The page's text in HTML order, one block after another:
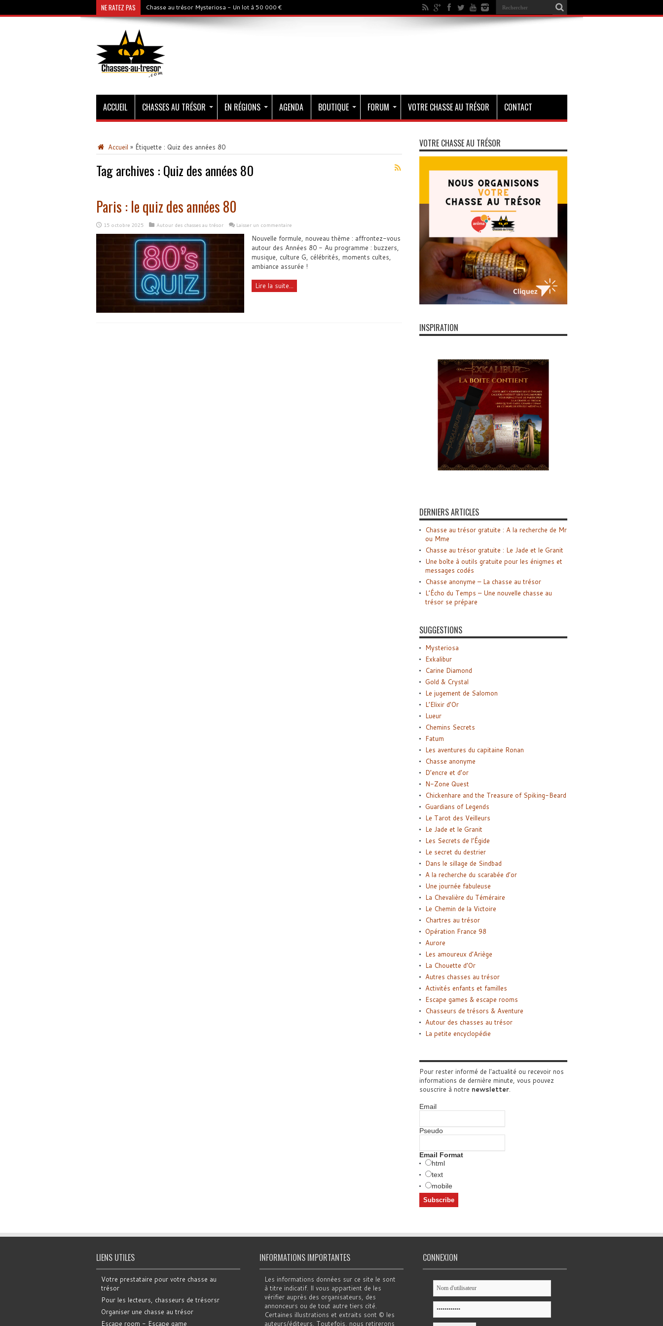
NE RATEZ PAS Chasse au trésor Mysteriosa - Un lot à 50 000 €
ACCUEIL CHASSES AU TRÉSOR EN RÉGIONS AGENDA BOUTIQUE FORUM VOTRE CHASSE AU TRÉSOR CONTACT
Accueil » Étiquette : Quiz des années 80
Tag archives : Quiz des années 80
Paris : le quiz des années 80
15 octobre 2025 Autour des chasses au trésor Laisser un commentaire
Nouvelle formule, nouveau thème : affrontez-vous
autour des Années 80 - Au programme : buzzers,
musique, culture G, célébrités, moments cultes,
ambiance assurée !
Lire la suite...
VOTRE CHASSE AU TRÉSOR
INSPIRATION
DERNIERS ARTICLES
Chasse au trésor gratuite : A la recherche de Mr
ou Mme
Chasse au trésor gratuite : Le Jade et le Granit
Une boîte à outils gratuite pour les énigmes et
messages codés
Chasse anonyme – La chasse au trésor
L’Écho du Temps – Une nouvelle chasse au
trésor se prépare
SUGGESTIONS
Mysteriosa
Exkalibur
Carine Diamond
Gold & Crystal
Le jugement de Salomon
L’Elixir d’Or
Lueur
Chemins Secrets
Fatum
Les aventures du capitaine Ronan
Chasse anonyme
D’encre et d’or
N-Zone Quest
Chickenhare and the Treasure of Spiking-Beard
Guardians of Legends
Le Tarot des Veilleurs
Le Jade et le Granit
Les Secrets de l’Égide
Le secret du destrier
Dans le sillage de Sindbad
A la recherche du scarabée d’or
Une journée fabuleuse
La Chevalière du Téméraire
Le Chemin de la Victoire
Chartres au trésor
Opération France 98
Aurore
Les amoureux d’Ariège
La Chouette d’Or
Autres chasses au trésor
Activités enfants et familles
Escape games & escape rooms
Chasseurs de trésors & Aventure
Autour des chasses au trésor
La petite encyclopédie
Pour rester informé de l'actualité ou recevoir nos
informations de dernière minute, vous pouvez
souscrire à notre newsletter.
Email
Pseudo
Email Format
html
text
mobile
LIENS UTILES
Votre prestataire pour votre chasse au
trésor
Pour les lecteurs, chasseurs de trésorsr
Organiser une chasse au trésor
Escape room - Escape game
INFORMATIONS IMPORTANTES
Les informations données sur ce site le sont
à titre indicatif. Il vous appartient de les
vérifier auprès des organisateurs, des
annonceurs ou de tout autre tiers cité.
Certaines illustrations et extraits sont © les
auteurs/éditeurs. Toutefois, nous retirerons
CONNEXION